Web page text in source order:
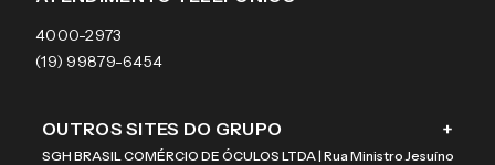
4000-2973
(19) 99879-6454
OUTROS SITES DO GRUPO +
SGH BRASIL COMÉRCIO DE ÓCULOS LTDA | Rua Ministro Jesuíno